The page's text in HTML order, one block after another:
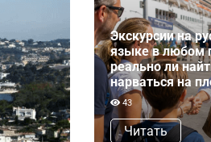
Экскурсии на
языке в любом
реально ли
нарваться на
43
Читать